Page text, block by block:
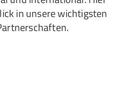
in unsere wichtigsten